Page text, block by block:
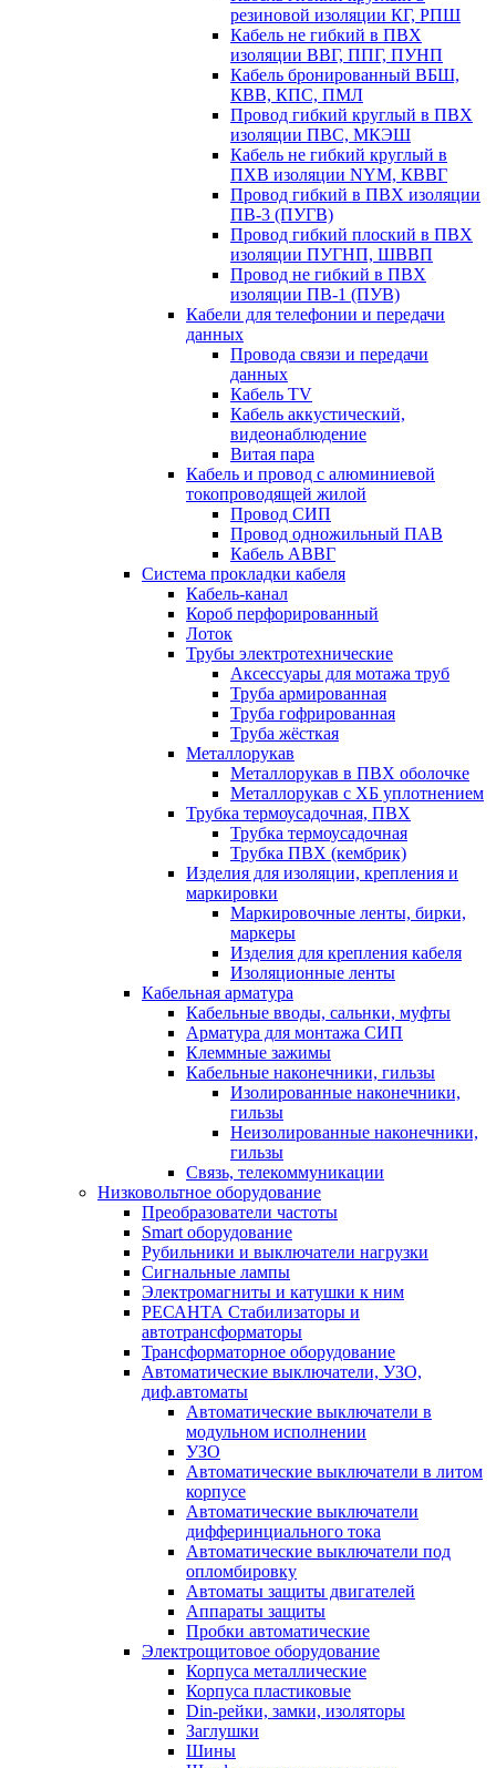
резиновой изоляции КГ, РПШ
Кабель не гибкий в ПВХ
изоляции ВВГ, ППГ, ПУНП
Кабель бронированный ВБШ,
КВВ, КПС, ПМЛ
Провод гибкий круглый в ПВХ
изоляции ПВС, МКЭШ
Кабель не гибкий круглый в
ПХВ изоляции NYM, КВВГ
Провод гибкий в ПВХ изоляции
ПВ-3 (ПУГВ)
Провод гибкий плоский в ПВХ
изоляции ПУГНП, ШВВП
Провод не гибкий в ПВХ
изоляции ПВ-1 (ПУВ)
Кабели для телефонии и передачи
данных
Провода связи и передачи
данных
Кабель TV
Кабель аккустический,
видеонаблюдение
Витая пара
Кабель и провод с алюминиевой
токопроводящей жилой
Провод СИП
Провод одножильный ПАВ
Кабель АВВГ
Система прокладки кабеля
Кабель-канал
Короб перфорированный
Лоток
Трубы электротехнические
Аксессуары для мотажа труб
Труба армированная
Труба гофрированная
Труба жёсткая
Металлорукав
Металлорукав в ПВХ оболочке
Металлорукав с ХБ уплотнением
Трубка термоусадочная, ПВХ
Трубка термоусадочная
Трубка ПВХ (кембрик)
Изделия для изоляции, крепления и
маркировки
Маркировочные ленты, бирки,
маркеры
Изделия для крепления кабеля
Изоляционные ленты
Кабельная арматура
Кабельные вводы, сальнки, муфты
Арматура для монтажа СИП
Клеммные зажимы
Кабельные наконечники, гильзы
Изолированные наконечники,
гильзы
Неизолированные наконечники,
гильзы
Связь, телекоммуникации
Низковольтное оборудование
Преобразователи частоты
Smart оборудование
Рубильники и выключатели нагрузки
Сигнальные лампы
Электромагниты и катушки к ним
РЕСАНТА Стабилизаторы и
автотрансформаторы
Трансформаторное оборудование
Автоматические выключатели, УЗО,
диф.автоматы
Автоматические выключатели в
модульном исполнении
УЗО
Автоматические выключатели в литом
корпусе
Автоматические выключатели
дифферинциального тока
Автоматические выключатели под
опломбировку
Автоматы защиты двигателей
Аппараты защиты
Пробки автоматические
Электрощитовое оборудование
Корпуса металлические
Корпуса пластиковые
Din-рейки, замки, изоляторы
Заглушки
Шины